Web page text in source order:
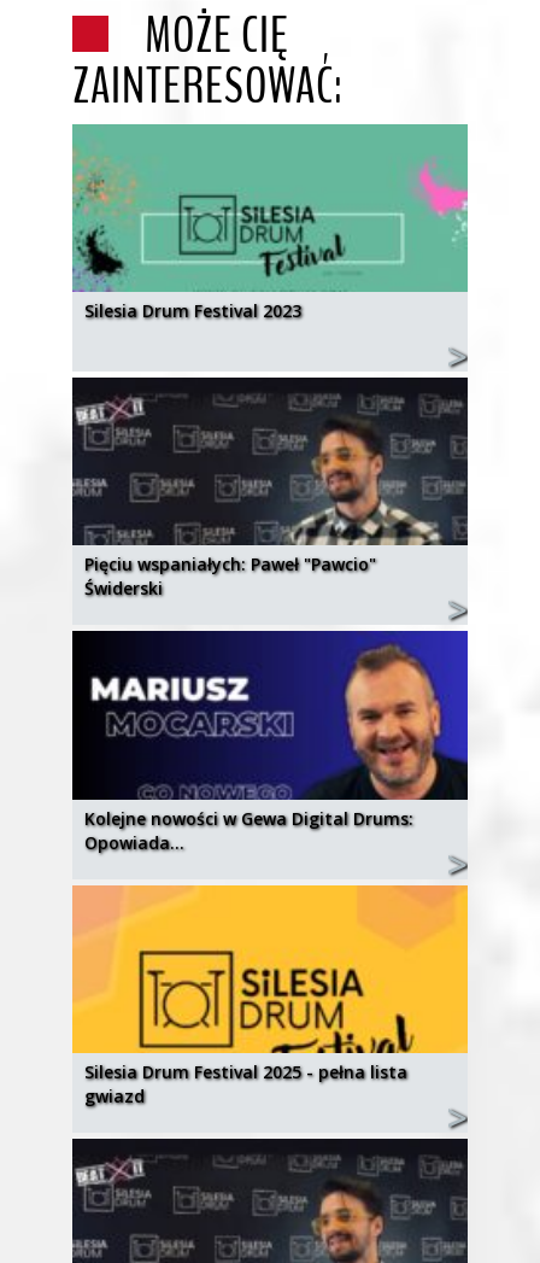
MOŻE CIĘ
ZAINTERESOWAĆ:
Silesia Drum Festival 2023
Pięciu wspaniałych: Paweł "Pawcio"
Świderski
Kolejne nowości w Gewa Digital Drums:
Opowiada…
Silesia Drum Festival 2025 - pełna lista
gwiazd